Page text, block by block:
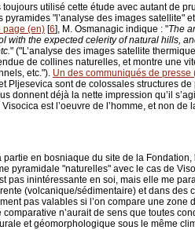
utilisé cette étude avec autant de
"l’analyse des images satellite"
page (en) [6], M. Osmanagic indique : "The
the expected celerity of natural hills,
" ("L’analyse des images satellite
de collines naturelles, et montre une
etc."). Un des communiqués de presse
sont de colossales structures
déjà la nette impression qu’il
est l’oeuvre de l’homme, et non de
en bosniaque du site de la Fondation,
pyramidale "naturelles" avec le cas de
pas inintéressante en soi, mais elle me
(volcanique/sédimentaire) et dans des
pas valables si l’on compare une zone
n’aurait de sens que toutes
et géomorphologique sous le même